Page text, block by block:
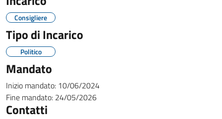
Consigliere
Tipo di Incarico
Politico
Mandato
Inizio mandato: 10/06/2024
Fine mandato: 24/05/2026
Contatti